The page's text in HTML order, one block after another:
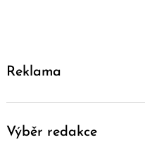
Reklama
Výběr redakce